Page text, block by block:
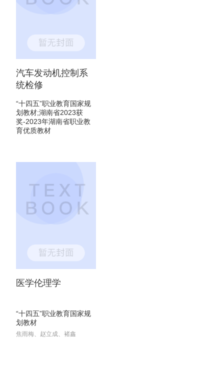
汽车发动机控制系
统检修
“十四五”职业教育国家规
划教材;湖南省2023获
奖-2023年湖南省职业教
育优质教材
医学伦理学
“十四五”职业教育国家规
划教材
焦雨梅、赵立成、褚鑫